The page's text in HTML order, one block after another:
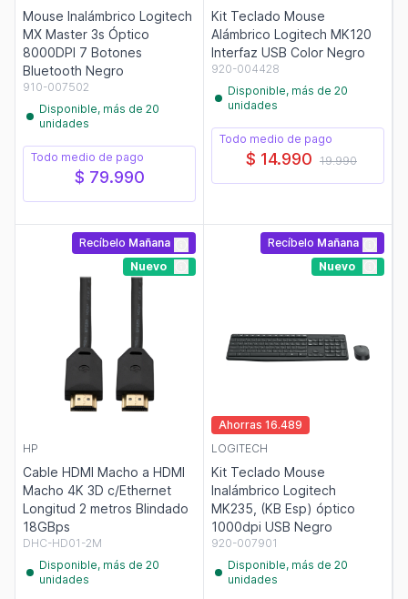
Mouse Inalámbrico Logitech
MX Master 3s Óptico
8000DPI 7 Botones
Bluetooth Negro
910-007502
Disponible, más de 20
unidades
Todo medio de pago
$ 79.990
Kit Teclado Mouse
Alámbrico Logitech MK120
Interfaz USB Color Negro
920-004428
Disponible, más de 20
unidades
Todo medio de pago
$ 14.990 19.990
Recíbelo Mañana
Nuevo
HP
Cable HDMI Macho a HDMI
Macho 4K 3D c/Ethernet
Longitud 2 metros Blindado
18GBps
DHC-HD01-2M
Disponible, más de 20
unidades
Recíbelo Mañana
Nuevo
Ahorras 16.489
LOGITECH
Kit Teclado Mouse
Inalámbrico Logitech
MK235, (KB Esp) óptico
1000dpi USB Negro
920-007901
Disponible, más de 20
unidades